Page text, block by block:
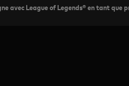
avec League of Legends® en tant